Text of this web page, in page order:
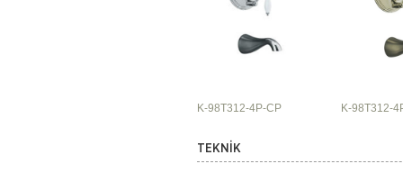
K-98T312-4P-CP K-98T312-
TEKNİK